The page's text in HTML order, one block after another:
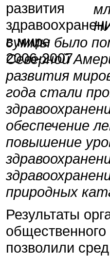
суммы было
Северной
развития
года стали
обеспечение
повышение
природных
Результаты
позволили